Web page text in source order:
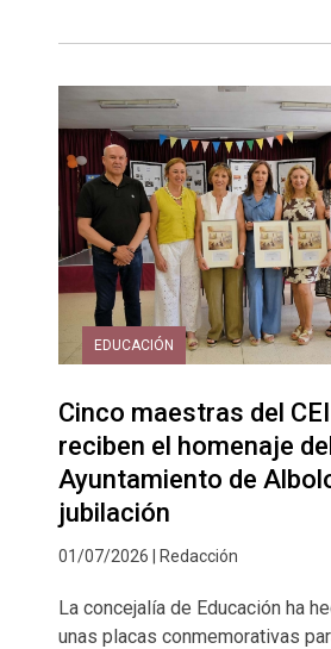
EDUCACIÓN
Cinco maestras del
reciben el homenaje
Ayuntamiento de
jubilación
01/07/2026 | Redacción
La concejalía de Educación ha
unas placas conmemorativas